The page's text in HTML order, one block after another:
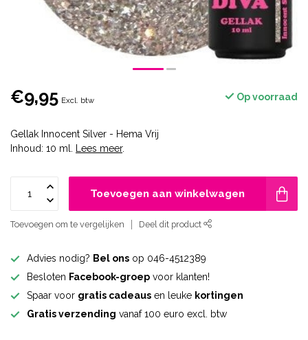
€9,95 Excl. btw Op voorraad
Gellak Innocent Silver - Hema Vrij
Inhoud: 10 ml.
Lees meer.
Toevoegen aan winkelwagen
Toevoegen om te vergelijken Deel dit product
Advies nodig? Bel ons op 046-4512389
Besloten Facebook-groep voor klanten!
Spaar voor gratis cadeaus en leuke kortingen
Gratis verzending vanaf 100 euro excl. btw